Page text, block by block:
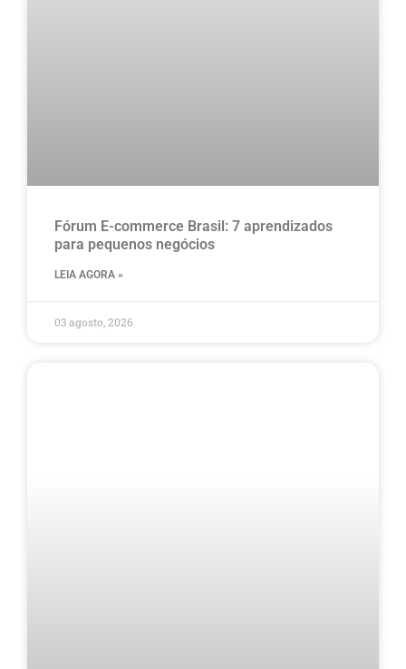
Fórum E-commerce Brasil: 7 aprendizados
para pequenos negócios
LEIA AGORA »
03 agosto, 2026